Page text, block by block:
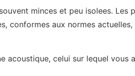
minces et peu isolees.
conformes aux normes
acoustique, celui sur lequel